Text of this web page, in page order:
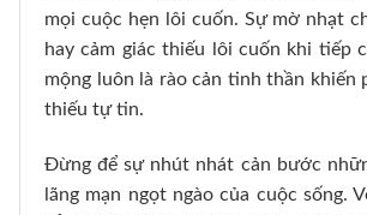
mọi cuộc hẹn lôi cuốn. Sự mờ nhạt
hay cảm giác thiếu lôi cuốn khi tiếp
mộng luôn là rào cản tinh thần khiến
thiếu tự tin.
Đừng để sự nhút nhát cản bước
lãng mạn ngọt ngào của cuộc sống.